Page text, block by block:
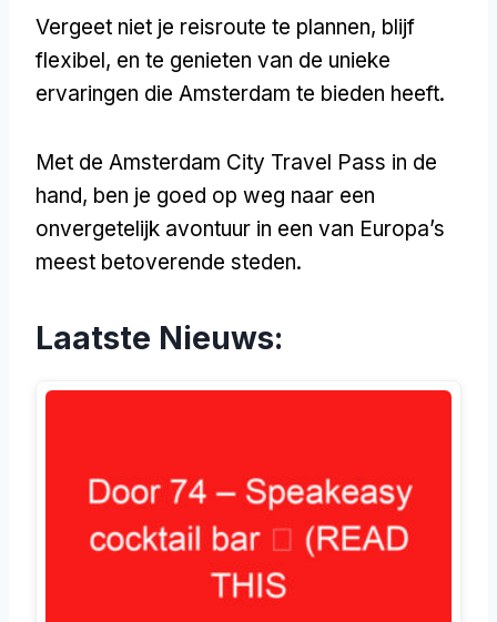
Vergeet niet je reisroute te plannen, blijf
flexibel, en te genieten van de unieke
ervaringen die Amsterdam te bieden heeft.
Met de Amsterdam City Travel Pass in de
hand, ben je goed op weg naar een
onvergetelijk avontuur in een van Europa’s
meest betoverende steden.
Laatste Nieuws: